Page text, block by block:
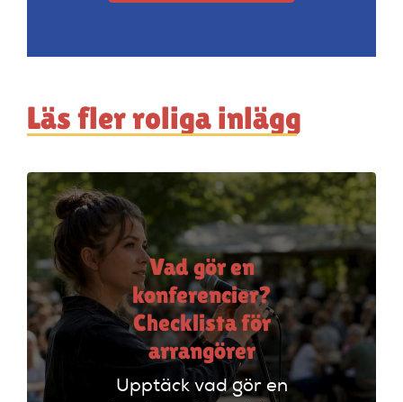
Läs fler roliga inlägg
Vad gör en
konferencier?
Checklista för
arrangörer
Upptäck vad gör en